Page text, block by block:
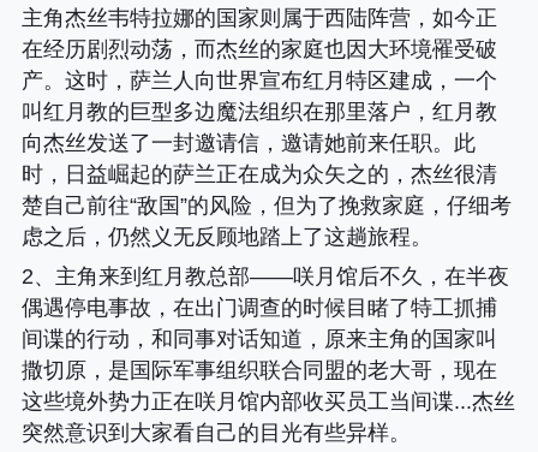
主角杰丝韦特拉娜的国家则属于西陆阵营，如今正
在经历剧烈动荡，而杰丝的家庭也因大环境罹受破
产。这时，萨兰人向世界宣布红月特区建成，一个
叫红月教的巨型多边魔法组织在那里落户，红月教
向杰丝发送了一封邀请信，邀请她前来任职。此
时，日益崛起的萨兰正在成为众矢之的，杰丝很清
楚自己前往“敌国”的风险，但为了挽救家庭，仔细考
虑之后，仍然义无反顾地踏上了这趟旅程。
2、主角来到红月教总部——咲月馆后不久，在半夜
偶遇停电事故，在出门调查的时候目睹了特工抓捕
间谍的行动，和同事对话知道，原来主角的国家叫
撒切原，是国际军事组织联合同盟的老大哥，现在
这些境外势力正在咲月馆内部收买员工当间谍...杰丝
突然意识到大家看自己的目光有些异样。